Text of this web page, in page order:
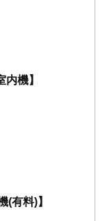
内機】
(有料)】